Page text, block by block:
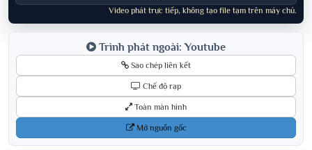
Video phát trực tiếp, không tạo file tạm trên máy chủ.
Trình phát ngoài: Youtube
Sao chép liên kết
Chế độ rạp
Toàn màn hình
Mở nguồn gốc